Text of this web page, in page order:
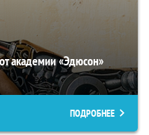
академии «Эдюсон»
ПОДРОБНЕЕ